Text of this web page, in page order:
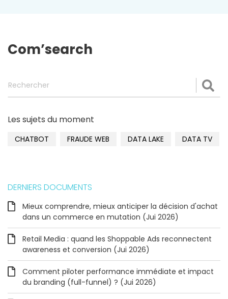
Com’search
Les sujets du moment
CHATBOT FRAUDE WEB DATA LAKE DATA TV
DERNIERS DOCUMENTS
Mieux comprendre, mieux anticiper la décision d'achat
dans un commerce en mutation (Jui 2026)
Retail Media : quand les Shoppable Ads reconnectent
awareness et conversion (Jui 2026)
Comment piloter performance immédiate et impact
du branding (full-funnel) ? (Jui 2026)